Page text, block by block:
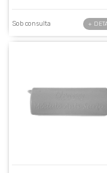
Sob consulta +